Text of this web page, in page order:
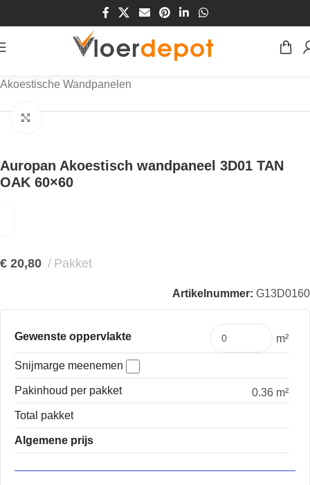
Akoestische Wandpanelen
Auropan Akoestisch wandpaneel 3D01 TAN
OAK 60×60
€ 20,80 Pakket
Artikelnummer: G13D0160
Gewenste oppervlakte m²
Snijmarge meenemen
Pakinhoud per pakket
0.36 m²
Total pakket
Algemene prijs